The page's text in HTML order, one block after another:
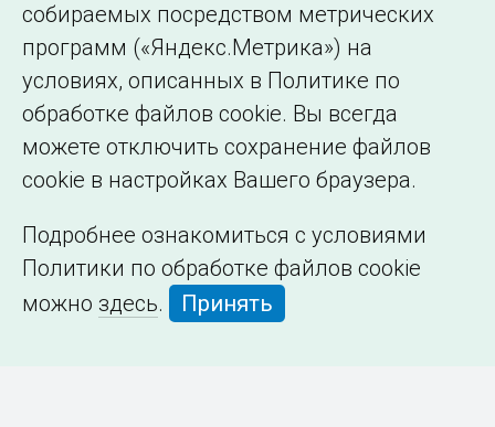
собираемых посредством метрических
программ («Яндекс.Метрика») на
условиях, описанных в Политике по
обработке файлов cookie. Вы всегда
можете отключить сохранение файлов
cookie в настройках Вашего браузера.
Подробнее ознакомиться с условиями
Политики по обработке файлов cookie
можно здесь. Принять